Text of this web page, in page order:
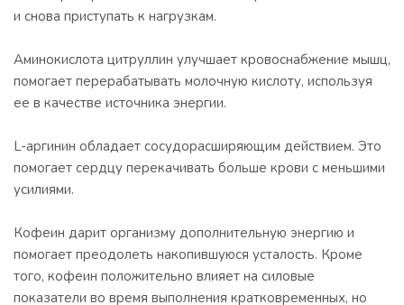
и снова приступать к нагрузкам.
Аминокислота цитруллин улучшает кровоснабжение мышц,
помогает перерабатывать молочную кислоту, используя
ее в качестве источника энергии.
L-аргинин обладает сосудорасширяющим действием. Это
помогает сердцу перекачивать больше крови с меньшими
усилиями.
Кофеин дарит организму дополнительную энергию и
помогает преодолеть накопившуюся усталость. Кроме
того, кофеин положительно влияет на силовые
показатели во время выполнения кратковременных, но